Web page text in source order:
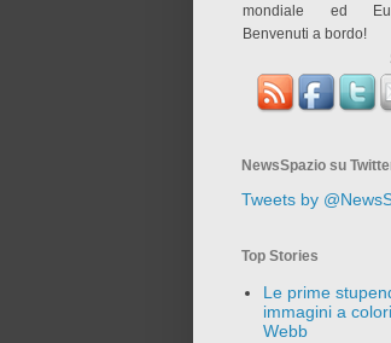
mondiale ed
Benvenuti a bordo!
NewsSpazio su
Tweets by
Top Stories
Le prime
immagini a
Webb